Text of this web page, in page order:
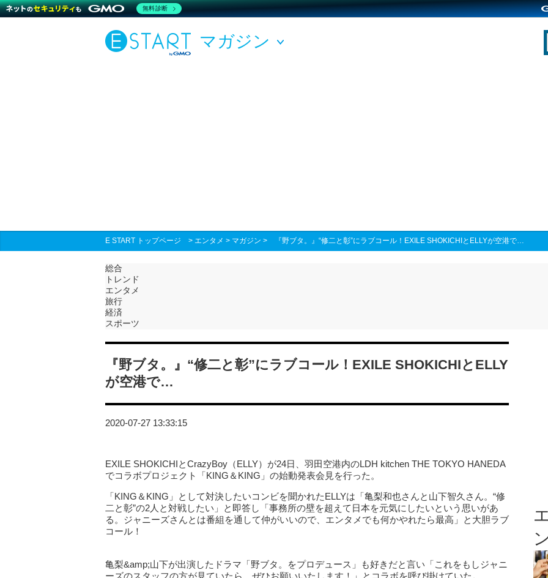
マガジン
E START トップページ > エンタメ > マガジン > 『野ブタ。』“修二と彰”にラブコール！EXILE SHOKICHIとELLYが空港で…
総合
トレンド
エンタメ
旅行
経済
スポーツ
『野ブタ。』“修二と彰”にラブコール！EXILE SHOKICHIとELLY
が空港で…
2020-07-27 13:33:15
EXILE SHOKICHIとCrazyBoy（ELLY）が24日、羽田空港内のLDH kitchen THE TOKYO HANEDA
でコラボプロジェクト「KING＆KING」の始動発表会見を行った。
「KING＆KING」として対決したいコンビを聞かれたELLYは「亀梨和也さんと山下智久さん。“修
二と彰”の2人と対戦したい」と即答し「事務所の壁を超えて日本を元気にしたいという思いがあ
る。ジャニーズさんとは番組を通して仲がいいので、エンタメでも何かやれたら最高」と大胆ラブ
コール！
亀梨&amp;山下が出演したドラマ「野ブタ。をプロデュース」も好きだと言い「これをもしジャニ
ーズのスタッフの方が見ていたら、ぜひお願いいたします！」とコラボを呼び掛けていた。
無料診断